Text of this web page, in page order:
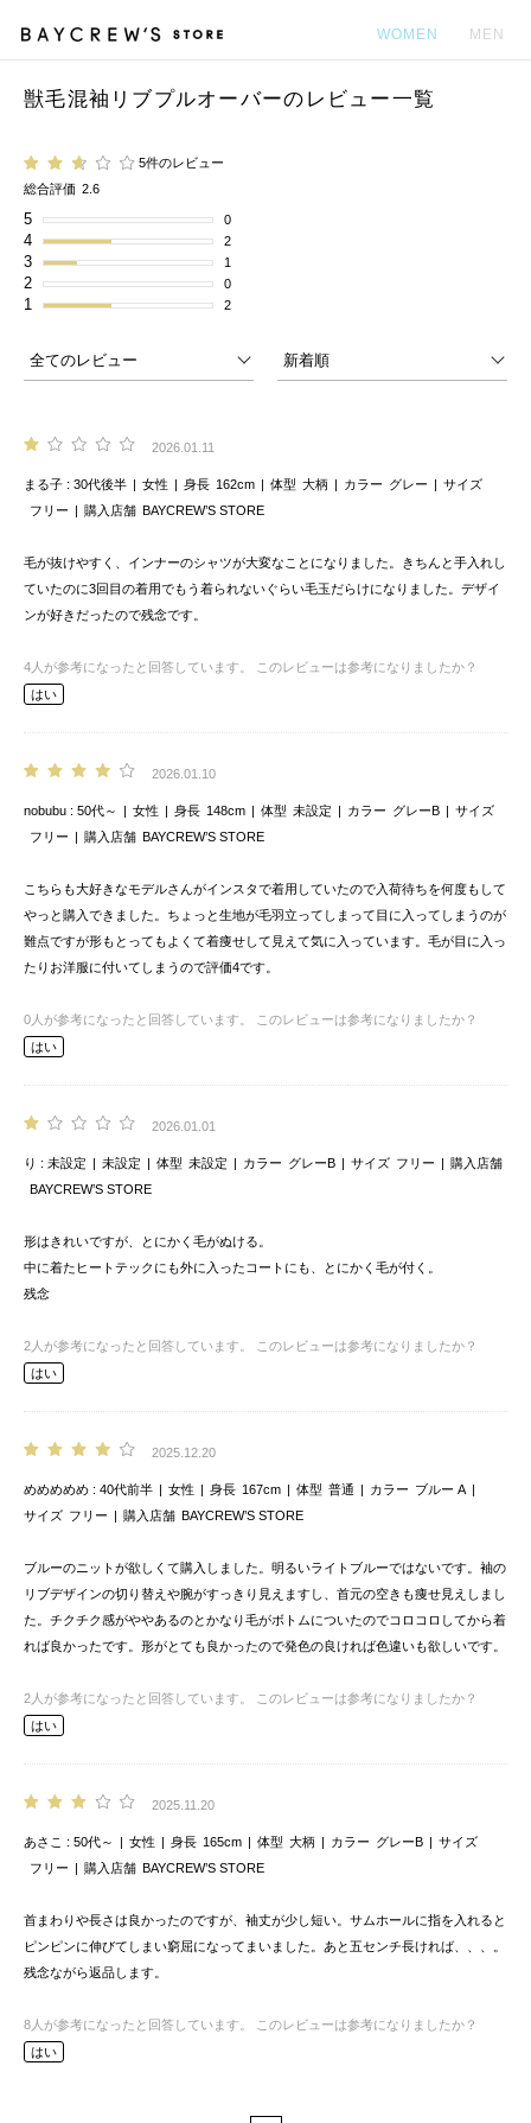
WOMEN MEN
獣毛混袖リブプルオーバーのレビュー一覧
5件のレビュー
総合評価 2.6
5 0
4 2
3 1
2 0
1 2
2026.01.11
まる子 30代後半 女性 身長 162cm 体型 大柄 カラー グレー
サイズ
フリー
購入店舗 BAYCREW’S STORE
毛が抜けやすく、インナーのシャツが大変なことになりました。きちんと手入れし
ていたのに3回目の着用でもう着られないぐらい毛玉だらけになりました。デザイ
ンが好きだったので残念です。
4 人が参考になったと回答しています。
このレビューは参考になりましたか？
はい
2026.01.10
nobubu 50代～ 女性 身長 148cm 体型 未設定 カラー グレーB
サイズ
フリー
購入店舗 BAYCREW’S STORE
こちらも大好きなモデルさんがインスタで着用していたので入荷待ちを何度もして
やっと購入できました。ちょっと生地が毛羽立ってしまって目に入ってしまうのが
難点ですが形もとってもよくて着痩せして見えて気に入っています。毛が目に入っ
たりお洋服に付いてしまうので評価4です。
0 人が参考になったと回答しています。
このレビューは参考になりましたか？
はい
2026.01.01
り 未設定 未設定 体型 未設定 カラー グレーB サイズ フリー
購入店舗
BAYCREW’S STORE
形はきれいですが、とにかく毛がぬける。
中に着たヒートテックにも外に入ったコートにも、とにかく毛が付く。
残念
2 人が参考になったと回答しています。
このレビューは参考になりましたか？
はい
2025.12.20
めめめめめ 40代前半 女性 身長 167cm 体型 普通 カラー ブルー A
サイズ フリー 購入店舗 BAYCREW’S STORE
ブルーのニットが欲しくて購入しました。明るいライトブルーではないです。袖の
リブデザインの切り替えや腕がすっきり見えますし、首元の空きも痩せ見えしまし
た。チクチク感がややあるのとかなり毛がボトムについたのでコロコロしてから着
れば良かったです。形がとても良かったので発色の良ければ色違いも欲しいです。
2 人が参考になったと回答しています。
このレビューは参考になりましたか？
はい
2025.11.20
あさこ 50代～ 女性 身長 165cm 体型 大柄 カラー グレーB
サイズ
フリー
購入店舗 BAYCREW’S STORE
首まわりや長さは良かったのですが、袖丈が少し短い。サムホールに指を入れると
ピンピンに伸びてしまい窮屈になってまいました。あと五センチ長ければ、、、。
残念ながら返品します。
8 人が参考になったと回答しています。
このレビューは参考になりましたか？
はい